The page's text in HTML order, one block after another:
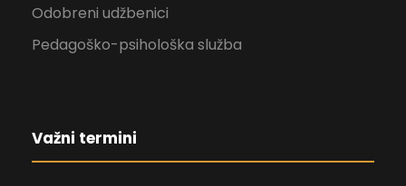
Odobreni udžbenici
Pedagoško-psihološka služba
Važni termini